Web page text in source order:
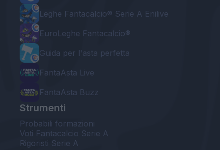
Leghe Fantacalcio® Serie A Enilive
EuroLeghe Fantacalcio®
Guida per l'asta perfetta
FantaAsta Live
FantaAsta Buzz
Strumenti
Probabili formazioni
Voti Fantacalcio Serie A
Rigoristi Serie A